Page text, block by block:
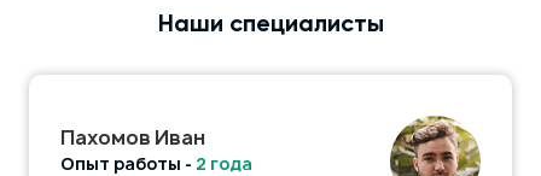
Наши специалисты
Пахомов Иван
Опыт работы - 2 года